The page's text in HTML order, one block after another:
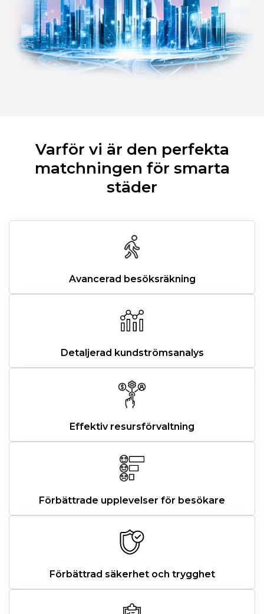
Varför vi är den perfekta
matchningen för smarta
städer
Avancerad besöksräkning
Detaljerad kundströmsanalys
Effektiv resursförvaltning
Förbättrade upplevelser för besökare
Förbättrad säkerhet och trygghet